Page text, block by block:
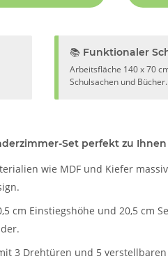
📚 Funktionaler
Arbeitsfläche 140 x 70
Schulsachen und Bücher.
Set perfekt zu Ihnen
wie MDF und Kiefer
cm Einstiegshöhe und 20,5 cm
3 Drehtüren und 5